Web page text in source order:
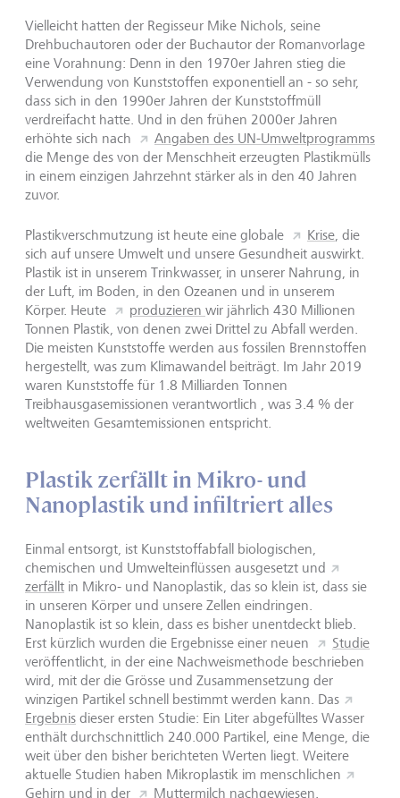
Vielleicht hatten der Regisseur Mike Nichols, seine
Drehbuchautoren oder der Buchautor der Romanvorlage
eine Vorahnung: Denn in den 1970er Jahren stieg die
Verwendung von Kunststoffen exponentiell an - so sehr,
dass sich in den 1990er Jahren der Kunststoffmüll
verdreifacht hatte. Und in den frühen 2000er Jahren
erhöhte sich nach
Angaben des UN-Umweltprogramms
die Menge des von der Menschheit erzeugten Plastikmülls
in einem einzigen Jahrzehnt stärker als in den 40 Jahren
zuvor.
Plastikverschmutzung ist heute eine globale Krise, die
sich auf unsere Umwelt und unsere Gesundheit auswirkt.
Plastik ist in unserem Trinkwasser, in unserer Nahrung, in
der Luft, im Boden, in den Ozeanen und in unserem
Körper. Heute
produzieren wir jährlich 430 Millionen
Tonnen Plastik, von denen zwei Drittel zu Abfall werden.
Die meisten Kunststoffe werden aus fossilen Brennstoffen
hergestellt, was zum Klimawandel beiträgt. Im Jahr 2019
waren Kunststoffe für 1.8 Milliarden Tonnen
Treibhausgasemissionen verantwortlich , was 3.4 % der
weltweiten Gesamtemissionen entspricht.
Plastik zerfällt in Mikro- und
Nanoplastik und infiltriert alles
Einmal entsorgt, ist Kunststoffabfall biologischen,
chemischen und Umwelteinflüssen ausgesetzt und
zerfällt in Mikro- und Nanoplastik, das so klein ist, dass sie
in unseren Körper und unsere Zellen eindringen.
Nanoplastik ist so klein, dass es bisher unentdeckt blieb.
Erst kürzlich wurden die Ergebnisse einer neuen
Studie
veröffentlicht, in der eine Nachweismethode beschrieben
wird, mit der die Grösse und Zusammensetzung der
winzigen Partikel schnell bestimmt werden kann. Das
Ergebnis dieser ersten Studie: Ein Liter abgefülltes Wasser
enthält durchschnittlich 240.000 Partikel, eine Menge, die
weit über den bisher berichteten Werten liegt. Weitere
aktuelle Studien haben Mikroplastik im menschlichen
Gehirn und in der Muttermilch nachgewiesen.